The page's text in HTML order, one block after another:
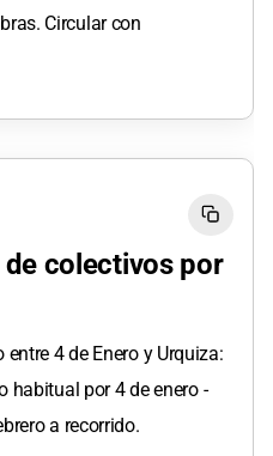
Circular con
colectivos por
4 de Enero y Urquiza:
habitual por 4 de enero -
a recorrido.